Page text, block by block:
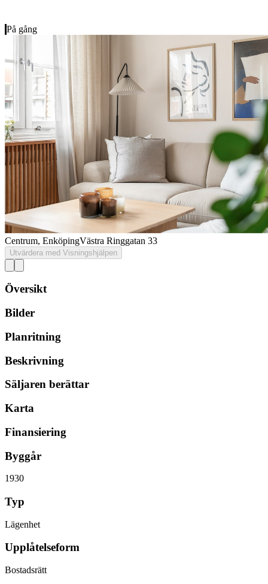
På gång
Centrum, EnköpingVästra Ringgatan 33
Utvärdera med Visningshjälpen
Översikt
Bilder
Planritning
Beskrivning
Säljaren berättar
Karta
Finansiering
Byggår
1930
Typ
Lägenhet
Upplåtelseform
Bostadsrätt